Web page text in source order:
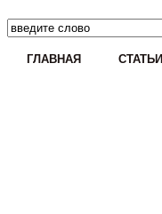
ГЛАВНАЯ СТАТЬИ